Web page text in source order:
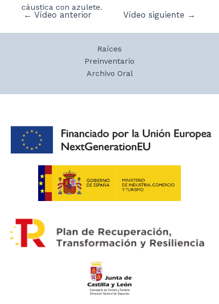
cáustica con azulete.
Navegación
← Vídeo anterior Vídeo siguiente →
Raíces
Preinventario
Archivo Oral